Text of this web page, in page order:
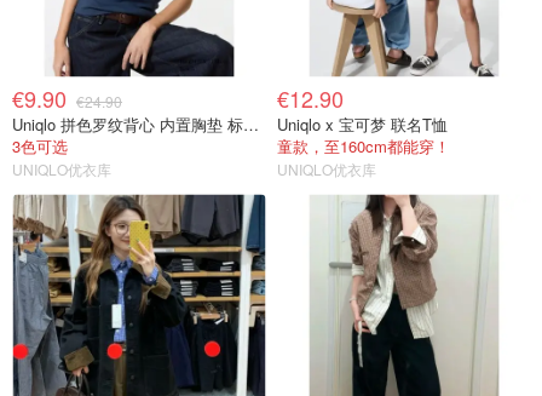
€9.90 €24.90
Uniqlo 拼色罗纹背心 内置胸垫 标准款
3色可选
UNIQLO优衣库
€12.90
Uniqlo x 宝可梦 联名T恤
童款，至160cm都能穿！
UNIQLO优衣库